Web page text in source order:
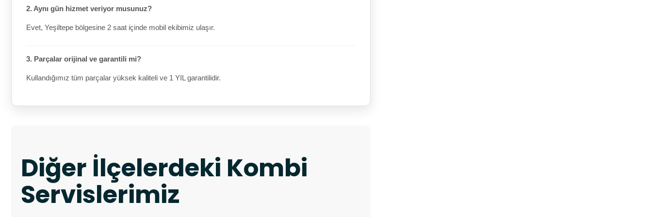
2. Aynı gün hizmet veriyor musunuz?
Evet, Yeşiltepe bölgesine 2 saat içinde mobil ekibimiz ulaşır.
3. Parçalar orijinal ve garantili mi?
Kullandığımız tüm parçalar yüksek kaliteli ve 1 YIL garantilidir.
Diğer İlçelerdeki Kombi
Servislerimiz